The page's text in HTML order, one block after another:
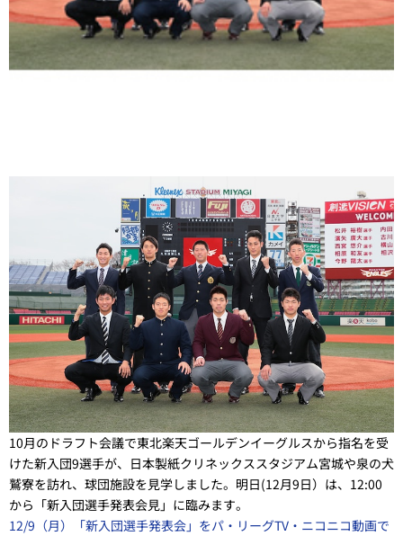
10月のドラフト会議で東北楽天ゴールデンイーグルスから指名を受
けた新入団9選手が、日本製紙クリネックススタジアム宮城や泉の犬
鷲寮を訪れ、球団施設を見学しました。明日(12月9日）は、12:00
から「新入団選手発表会見」に臨みます。
12/9（月）「新入団選手発表会」をパ・リーグTV・ニコニコ動画で